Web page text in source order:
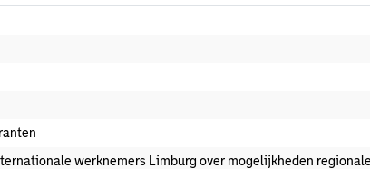
werknemers Limburg over mogelijkheden